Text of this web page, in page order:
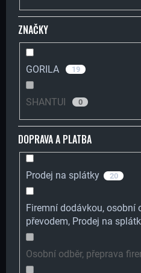
OZNAČKY
GORILA 19
SHANTUI 0
DOPRAVA A PLATBA
Prodej na splátky 20
Firemní dodávkou, osobní
převodem, Prodej na
Osobní odběr, přeprava
B